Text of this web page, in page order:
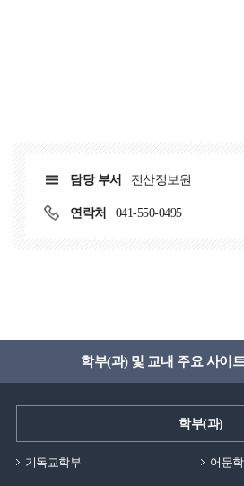
담당 부서 전산정보원
연락처 041-550-0495
학부(과) 및 교내 주요 사이
학부(과)
기독교학부 어문